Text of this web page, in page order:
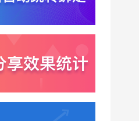
Xinstall 渠道统计怎么做
？多渠道统一口径与数